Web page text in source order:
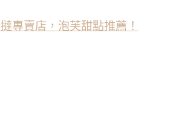
專賣店，泡芙甜點推薦！